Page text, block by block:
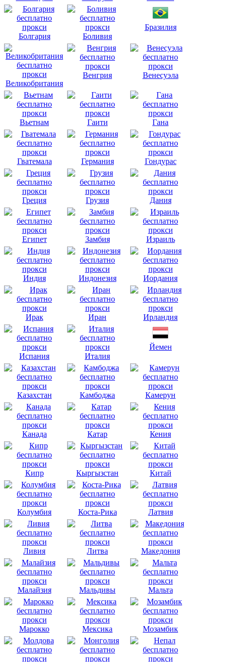
Болгария Боливия
Бразилия
Великобритания
Венгрия Венесуэла
Вьетнам Гаити Гана
Гватемала Германия Гондурас
Греция Грузия Дания
Египет Замбия Израиль
Индия Индонезия Иордания
Ирак Иран Ирландия
Испания Италия
Йемен
Казахстан Камбоджа Камерун
Канада Катар Кения
Кипр Кыргызстан Китай
Колумбия Коста-Рика Латвия
Ливия Литва Македония
Малайзия Мальдивы Мальта
Марокко Мексика Мозамбик